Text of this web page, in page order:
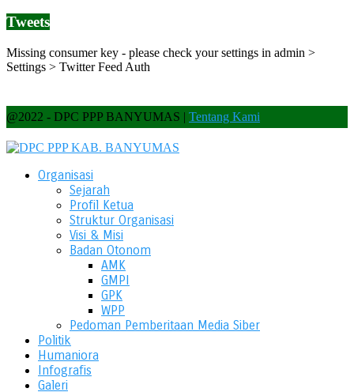
Tweets
Missing consumer key - please check your settings in admin >
Settings > Twitter Feed Auth
@2022 - DPC PPP BANYUMAS | Tentang Kami
Organisasi
Sejarah
Profil Ketua
Struktur Organisasi
Visi & Misi
Badan Otonom
AMK
GMPI
GPK
WPP
Pedoman Pemberitaan Media Siber
Politik
Humaniora
Infografis
Galeri